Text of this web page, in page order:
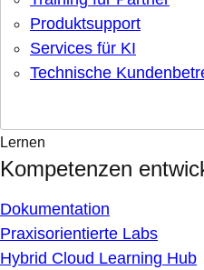
Produktsupport
Services für KI
Technische
Lernen
Kompetenzen
Dokumentation
Praxisorientierte Labs
Hybrid Cloud Learning Hub